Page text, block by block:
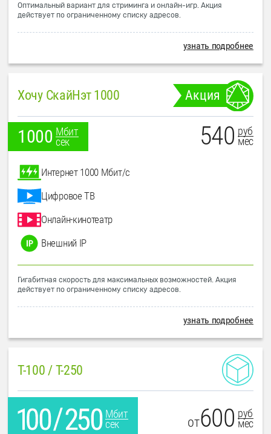
Оптимальный вариант для стриминга и онлайн-игр. Акция
действует по ограниченному списку адресов.
узнать подробнее
Хочу СкайНэт 1000 Акция
1000 Мбит
сек
540 руб
мес
Интернет 1000 Мбит/с
Цифровое ТВ
Онлайн-кинотеатр
Внешний IP
Гигабитная скорость для максимальных возможностей. Акция
действует по ограниченному списку адресов.
узнать подробнее
T-100 / T-250
Мбит
сек
от600 руб
мес